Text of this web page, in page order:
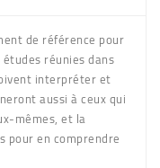
de référence pour
réunies dans
interpréter et
aussi à ceux qui
mêmes, et la
pour en comprendre